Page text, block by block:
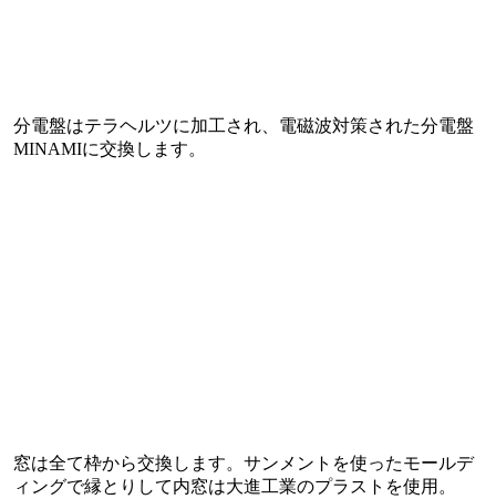
分電盤はテラヘルツに加工され、電磁波対策された分電盤
MINAMIに交換します。
窓は全て枠から交換します。サンメントを使ったモールデ
ィングで縁とりして内窓は大進工業のプラストを使用。